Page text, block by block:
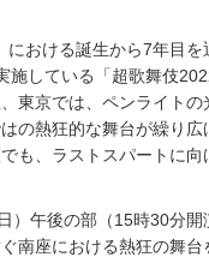
おける誕生から7年目
施している「超歌舞伎
東京では、ペンライト
の熱狂的な舞台が繰り広
も、ラストスパートに
）午後の部（15時30分
南座における熱狂の舞